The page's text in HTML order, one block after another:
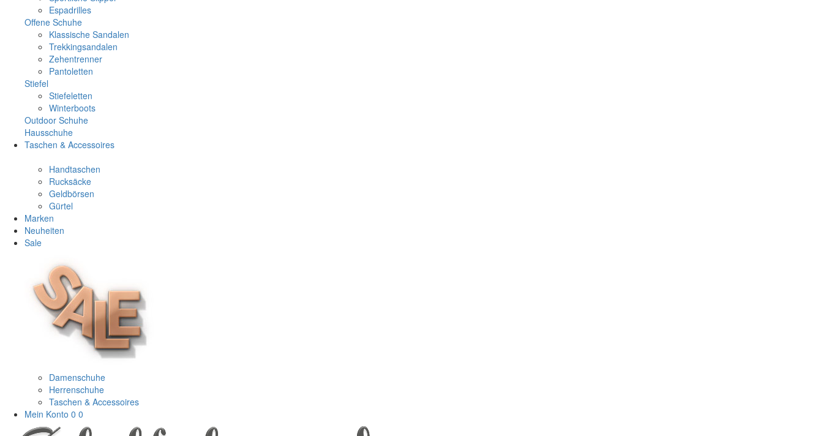
Espadrilles
Offene Schuhe
Klassische Sandalen
Trekkingsandalen
Zehentrenner
Pantoletten
Stiefel
Stiefeletten
Winterboots
Outdoor Schuhe
Hausschuhe
Taschen & Accessoires
Handtaschen
Rucksäcke
Geldbörsen
Gürtel
Marken
Neuheiten
Sale
Damenschuhe
Herrenschuhe
Taschen & Accessoires
Mein Konto 0 0